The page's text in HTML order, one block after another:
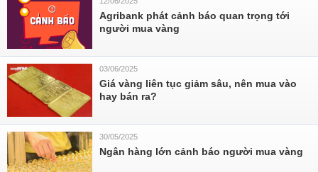
Agribank phát cảnh báo quan trọng tới
người mua vàng
03/06/2025
Giá vàng liên tục giảm sâu, nên mua vào
hay bán ra?
30/05/2025
Ngân hàng lớn cảnh báo người mua vàng